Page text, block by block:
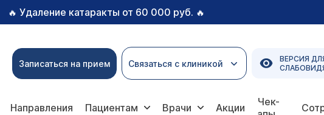
🔥 Удаление катаракты от 60 000 руб. 🔥
Записаться на прием Связаться с клиникой
ВЕРСИЯ
Направления Пациентам Врачи Акции
Чек-